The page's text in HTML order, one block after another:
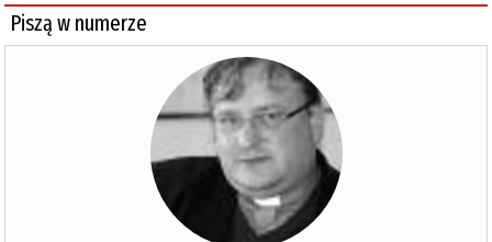
Piszą w numerze